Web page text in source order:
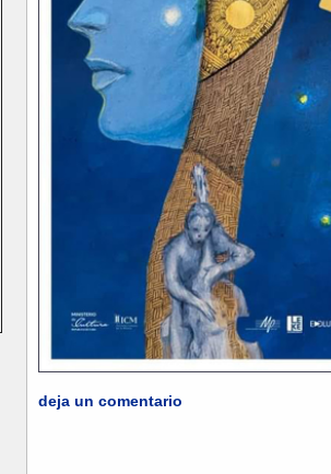
deja un comentario